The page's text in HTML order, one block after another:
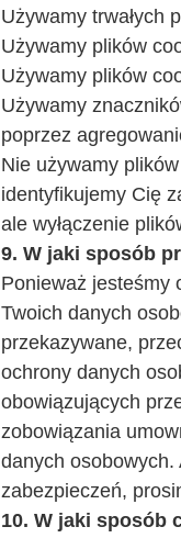
Używamy trwałych
Używamy plików
Używamy plików
Używamy
poprzez
Nie używamy
identyfikujemy Cię
ale wyłączenie
9. W jaki sposób
Ponieważ jesteśmy
Twoich danych
przekazywane,
ochrony danych
obowiązujących
zobowiązania
danych
zabezpieczeń,
10. W jaki sposób